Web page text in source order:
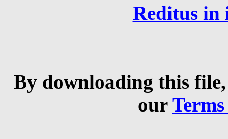
Reditus in
By downloading this
our